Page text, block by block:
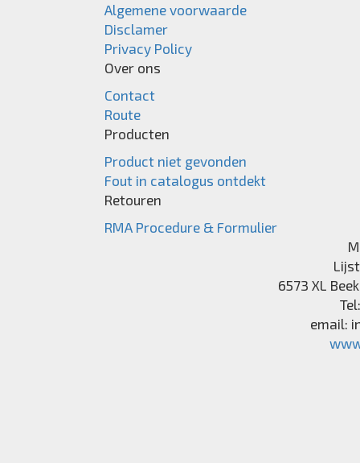
Algemene voorwaarde
Disclamer
Privacy Policy
Over ons
Contact
Route
Producten
Product niet gevonden
Fout in catalogus ontdekt
Retouren
RMA Procedure & Formulier
6573 XL
email: